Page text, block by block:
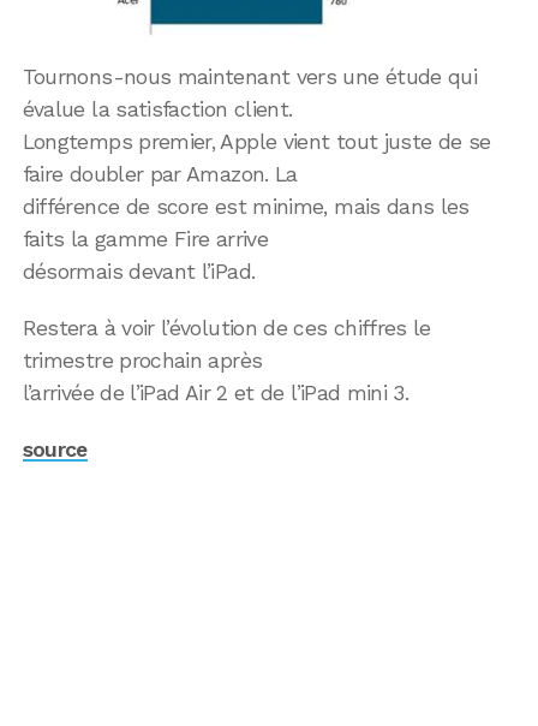
Tournons-nous maintenant vers une étude qui
évalue la satisfaction client.
Longtemps premier, Apple vient tout juste de se
faire doubler par Amazon. La
différence de score est minime, mais dans les
faits la gamme Fire arrive
désormais devant l’iPad.
Restera à voir l’évolution de ces chiffres le
trimestre prochain après
l’arrivée de l’iPad Air 2 et de l’iPad mini 3.
source